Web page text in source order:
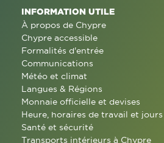
INFORMATION UTILE
À propos de Chypre
Chypre accessible
Formalités d'entrée
Communications
Météo et climat
Langues & Régions
Monnaie officielle et devises
Heure, horaires de travail et jours
Santé et sécurité
Transports intérieurs à Chypre